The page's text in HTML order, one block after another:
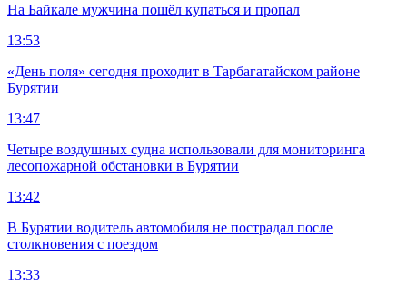
На Байкале мужчина пошёл купаться и пропал
13:53
«День поля» сегодня проходит в Тарбагатайском районе
Бурятии
13:47
Четыре воздушных судна использовали для мониторинга
лесопожарной обстановки в Бурятии
13:42
В Бурятии водитель автомобиля не пострадал после
столкновения с поездом
13:33